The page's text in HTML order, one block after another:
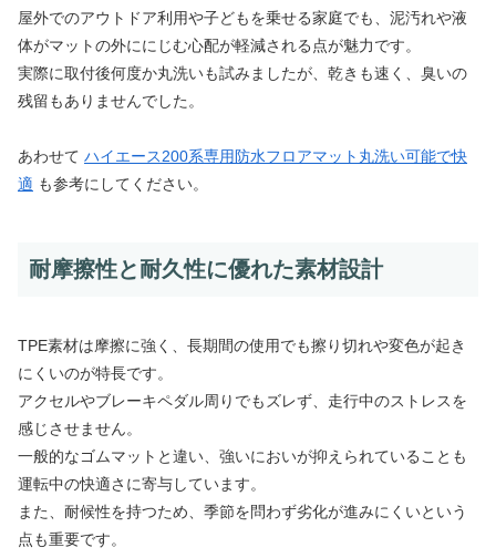
屋外でのアウトドア利用や子どもを乗せる家庭でも、泥汚れや液
体がマットの外ににじむ心配が軽減される点が魅力です。
実際に取付後何度か丸洗いも試みましたが、乾きも速く、臭いの
残留もありませんでした。
あわせて ハイエース200系専用防水フロアマット丸洗い可能で快
適 も参考にしてください。
耐摩擦性と耐久性に優れた素材設計
TPE素材は摩擦に強く、長期間の使用でも擦り切れや変色が起き
にくいのが特長です。
アクセルやブレーキペダル周りでもズレず、走行中のストレスを
感じさせません。
一般的なゴムマットと違い、強いにおいが抑えられていることも
運転中の快適さに寄与しています。
また、耐候性を持つため、季節を問わず劣化が進みにくいという
点も重要です。